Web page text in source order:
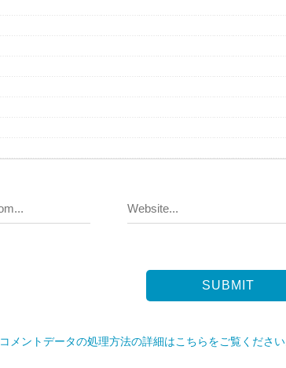
コメントデータの処理方法の詳細はこちらをご覧ください